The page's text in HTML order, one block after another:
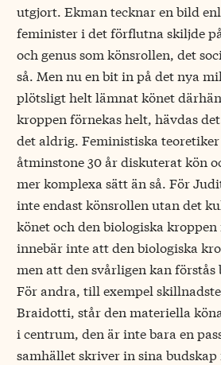
utgjort. Ekman tecknar en bild
feminister i det förflutna skiljde
och genus som könsrollen, det
så. Men nu en bit in på det nya
plötsligt helt lämnat könet
kroppen förnekas helt, hävdas
det aldrig. Feministiska
åtminstone 30 år diskuterat kön
mer komplexa sätt än så. För
inte endast könsrollen utan det
könet och den biologiska
innebär inte att den biologiska
men att den svårligen kan
För andra, till exempel
Braidotti, står den materiella
i centrum, den är inte bara en
samhället skriver in sina